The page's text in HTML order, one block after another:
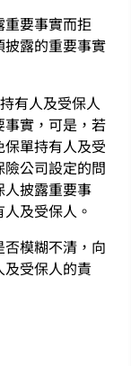
重要事實而拒
露的重要事實
有人及受保人
實，可是，若
單持有人及受
公司設定的問
人披露重要事
及受保人。
否模糊不清，向
及受保人的責